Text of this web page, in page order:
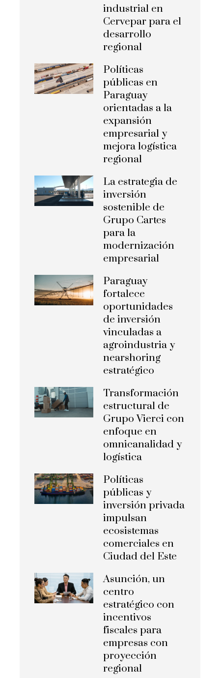
industrial en
Cervepar para el
desarrollo
regional
Políticas
públicas en
Paraguay
orientadas a la
expansión
empresarial y
mejora logística
regional
La estrategia de
inversión
sostenible de
Grupo Cartes
para la
modernización
empresarial
Paraguay
fortalece
oportunidades
de inversión
vinculadas a
agroindustria y
nearshoring
estratégico
Transformación
estructural de
Grupo Vierci con
enfoque en
omnicanalidad y
logística
Políticas
públicas y
inversión privada
impulsan
ecosistemas
comerciales en
Ciudad del Este
Asunción, un
centro
estratégico con
incentivos
fiscales para
empresas con
proyección
regional